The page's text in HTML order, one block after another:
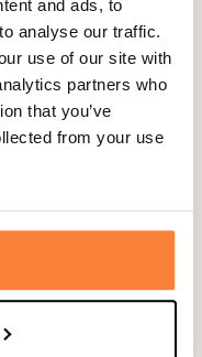
and ads, to
analyse our traffic.
use of our site with
partners who
that you’ve
from your use
escapades en
et praticité. Un
rester à l'abri tout
même par